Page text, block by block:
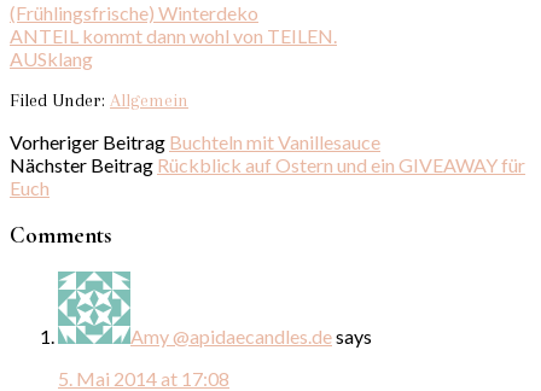
(Frühlingsfrische) Winterdeko
ANTEIL kommt dann wohl von TEILEN.
AUSklang
Filed Under: Allgemein
Vorheriger Beitrag Buchteln mit Vanillesauce
Nächster Beitrag Rückblick auf Ostern und ein GIVEAWAY für
Euch
Comments
Amy @apidaecandles.desays
5. Mai 2014 at 17:08